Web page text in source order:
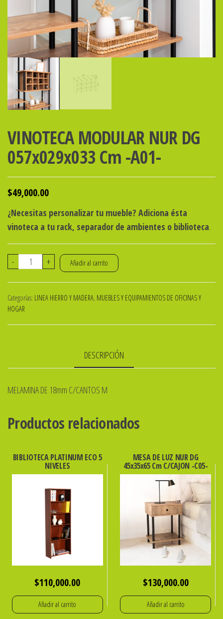
VINOTECA MODULAR NUR DG
057x029x033 Cm -A01-
$49,000.00
¿Necesitas personalizar tu mueble? Adiciona ésta
vinoteca a tu rack, separador de ambientes o biblioteca.
-
VINOTECA
DG
cantidad
+ Añadir al carrito
Categorías: LINEA HIERRO Y MADERA, MUEBLES Y EQUIPAMIENTOS DE OFICINAS Y
HOGAR
DESCRIPCIÓN
MELAMINA DE 18mm C/CANTOS M
Productos relacionados
BIBLIOTECA PLATINUM ECO 5
NIVELES
$110,000.00
Añadir al carrito
MESA DE LUZ NUR DG
45x35x65 Cm C/CAJON -C05-
$130,000.00
Añadir al carrito